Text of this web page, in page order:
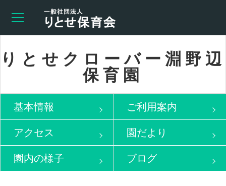
りとせクローバー淵野辺
保育園
基本情報 ご利用案内
アクセス 園だより
園内の様子 ブログ